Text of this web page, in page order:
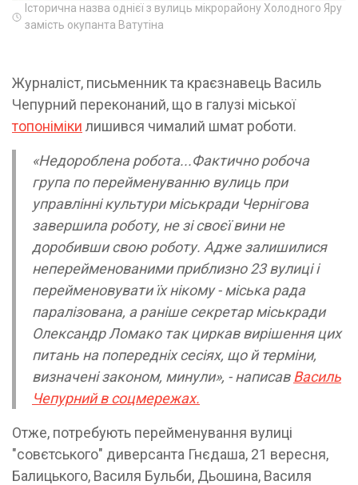
Історична назва однієї з вулиць мікрорайону Холодного Яру
замість окупанта Ватутіна
Журналіст, письменник та краєзнавець Василь
Чепурний переконаний, що в галузі міської
топоніміки лишився чималий шмат роботи.
«Недороблена робота...Фактично робоча
група по перейменуванню вулиць при
управлінні культури міськради Чернігова
завершила роботу, не зі своєї вини не
доробивши свою роботу. Адже залишилися
неперейменованими приблизно 23 вулиці і
перейменовувати їх нікому - міська рада
паралізована, а раніше секретар міськради
Олександр Ломако так циркав вирішення цих
питань на попередніх сесіях, що й терміни,
визначені законом, минули», - написавВасиль
Чепурний в соцмережах.
Отже, потребують перейменування вулиці
"совєтського" диверсанта Гнєдаша, 21 вересня,
Балицького, Василя Бульби, Дьошина, Василя